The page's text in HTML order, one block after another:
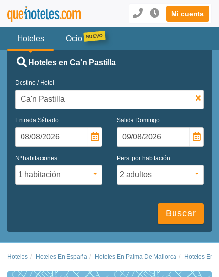
Mi cuenta
Hoteles Ocio
Hoteles en Ca'n Pastilla
Destino / Hotel
Entrada Sábado Salida Domingo
Nº habitaciones Pers. por habitación
Buscar
Hoteles Hoteles En España Hoteles En Palma De Mallorca Hoteles En